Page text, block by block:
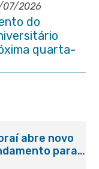
07/2026
do
quarta-
abre novo
para